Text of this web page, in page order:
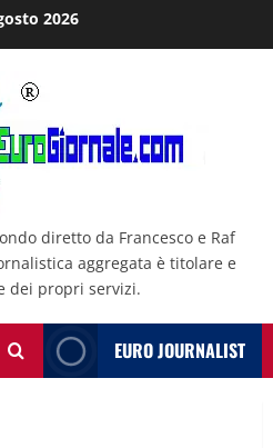
2026
diretto da Francesco e Raf
aggregata è titolare e
dei propri servizi.
EURO JOURNALIST